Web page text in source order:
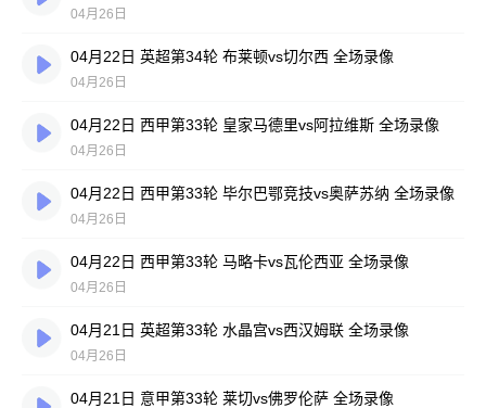
04月26日
04月22日 英超第34轮 布莱顿vs切尔西 全场录像
04月26日
04月22日 西甲第33轮 皇家马德里vs阿拉维斯 全场录像
04月26日
04月22日 西甲第33轮 毕尔巴鄂竞技vs奥萨苏纳 全场录像
04月26日
04月22日 西甲第33轮 马略卡vs瓦伦西亚 全场录像
04月26日
04月21日 英超第33轮 水晶宫vs西汉姆联 全场录像
04月26日
04月21日 意甲第33轮 莱切vs佛罗伦萨 全场录像